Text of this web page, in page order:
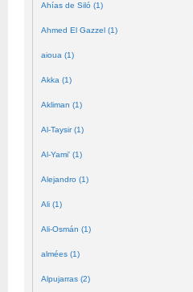
Ahías de Siló (1)
Ahmed El Gazzel (1)
aioua (1)
Akka (1)
Akliman (1)
Al-Taysir (1)
Al-Yami' (1)
Alejandro (1)
Ali (1)
Ali-Osmán (1)
almées (1)
Alpujarras (2)